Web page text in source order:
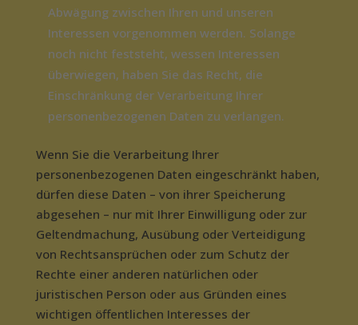
Abwägung zwischen Ihren und unseren
Interessen vorgenommen werden. Solange
noch nicht feststeht, wessen Interessen
überwiegen, haben Sie das Recht, die
Einschränkung der Verarbeitung Ihrer
personenbezogenen Daten zu verlangen.
Wenn Sie die Verarbeitung Ihrer
personenbezogenen Daten eingeschränkt haben,
dürfen diese Daten – von ihrer Speicherung
abgesehen – nur mit Ihrer Einwilligung oder zur
Geltendmachung, Ausübung oder Verteidigung
von Rechtsansprüchen oder zum Schutz der
Rechte einer anderen natürlichen oder
juristischen Person oder aus Gründen eines
wichtigen öffentlichen Interesses der